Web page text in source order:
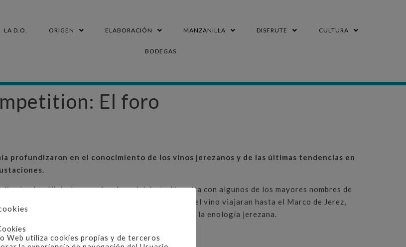
LA D.O. ORIGEN ELABORACIÓN MANZANILLA DISFRUTE CULTURA
BODEGAS
El foro
profundizaron en el conocimiento de los vinos jerezanos y de las últimas tendencias en
al análisis, la experiencia y el debate. Una cita con algunos de los mayores nombres de
para que sumilleres, restauradores y amantes del vino viajaran hasta el Marco de Jerez,
y descubrieran las últimas tendencias en la enología jerezana.
Web utiliza cookies propias y de terceros